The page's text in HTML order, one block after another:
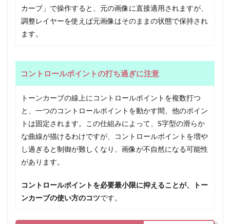
カーブ」で操作すると、元の画像に直接適用されますが、
調整レイヤーを使えば元画像はそのままの状態で保持され
ます。
コントロールポイントの打ち過ぎに注意
トーンカーブの線上にコントロールポイントを複数打つ
と、一つのコントロールポイントを動かす間、他のポイン
トは固定されます。この仕組みによって、S字型の滑らか
な曲線が描けるわけですが、コントロールポイントを増や
し過ぎると制御が難しくなり、画像が不自然になる可能性
があります。
コントロールポイントを必要最小限に抑えることが、トー
ンカーブの使い方のコツです。